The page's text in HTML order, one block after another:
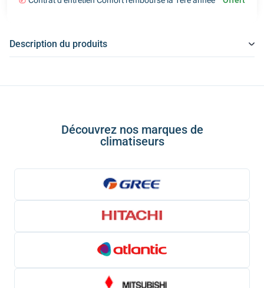
Description du produits
Découvrez nos marques de
climatiseurs